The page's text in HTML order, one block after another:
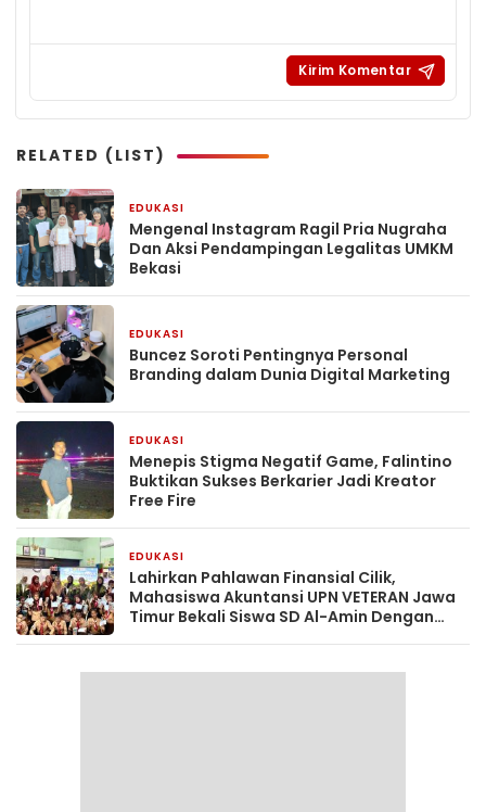
RELATED (LIST)
EDUKASI
Mengenal Instagram Ragil Pria Nugraha
Dan Aksi Pendampingan Legalitas UMKM
Bekasi
EDUKASI
‎Buncez Soroti Pentingnya Personal
Branding dalam Dunia Digital Marketing
EDUKASI
Menepis Stigma Negatif Game, Falintino
Buktikan Sukses Berkarier Jadi Kreator
Free Fire
EDUKASI
Lahirkan Pahlawan Finansial Cilik,
Mahasiswa Akuntansi UPN VETERAN Jawa
Timur Bekali Siswa SD Al-Amin Dengan